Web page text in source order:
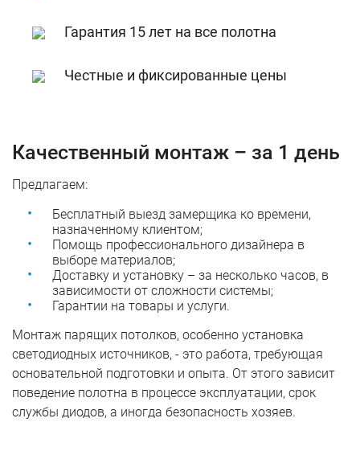
Гарантия 15 лет на все полотна
Честные и фиксированные цены
Качественный монтаж – за 1 день
Предлагаем:
Бесплатный выезд замерщика ко времени,
назначенному клиентом;
Помощь профессионального дизайнера в
выборе материалов;
Доставку и установку – за несколько часов, в
зависимости от сложности системы;
Гарантии на товары и услуги.
Монтаж парящих потолков, особенно установка
светодиодных источников, - это работа, требующая
основательной подготовки и опыта. От этого зависит
поведение полотна в процессе эксплуатации, срок
службы диодов, а иногда безопасность хозяев.